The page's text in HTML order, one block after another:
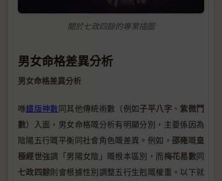
關於七政四餘的專業插圖
男女命格差異分析
男女命格差異分析
喺鐵版神數同其他傳統術數（例如子平八字、 紫微鬥
數）入面，男女命格嘅分析有明顯分別，主要係因為
陰陽五行嘅平衡同社會角色嘅差異。例如， 邵雍嘅皇
極經世強調「男陽女陰」嘅根本區別，而梅花易數同
七政四餘則會根據性別調整五行生剋嘅權重。以下就